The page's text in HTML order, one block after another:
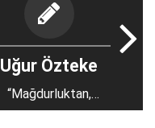
Uğur Özteke
“Mağdurluktan,
mağrurluğa”